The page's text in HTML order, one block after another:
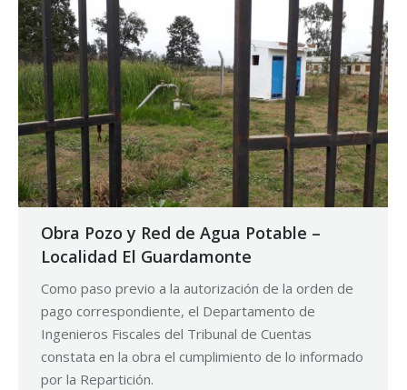
Obra Pozo y Red de Agua Potable –
Localidad El Guardamonte
Como paso previo a la autorización de la orden de
pago correspondiente, el Departamento de
Ingenieros Fiscales del Tribunal de Cuentas
constata en la obra el cumplimiento de lo informado
por la Repartición.